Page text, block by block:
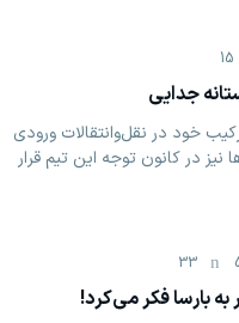
15
جدایی
خود در نقل‌وانتقالات ورودی
در کانون توجه این تیم قرار
33
بارسا فکر می‌کرد!